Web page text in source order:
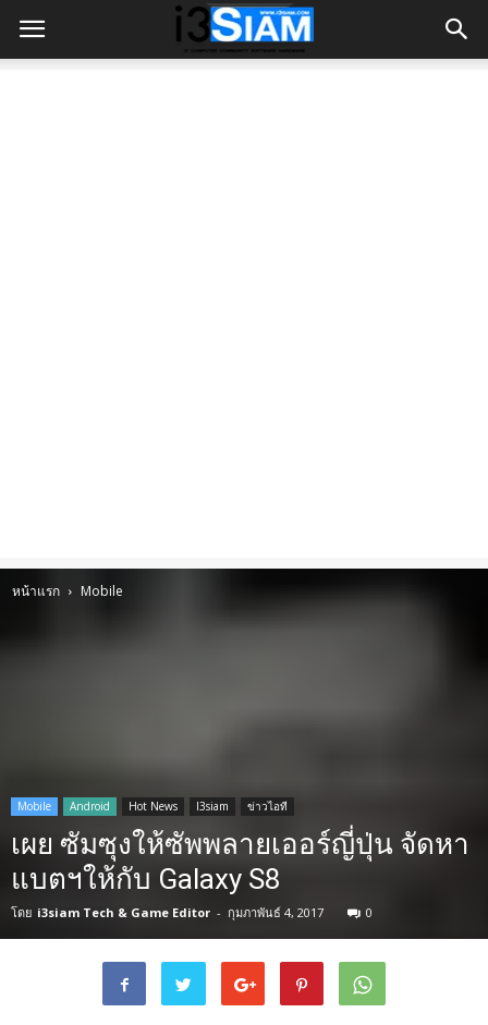
หน้าแรก Mobile
Mobile Android Hot News I3siam ข่าวไอที
เผย ซัมซุงให้ซัพพลายเออร์ญี่ปุ่น จัดหา
แบตฯให้กับ Galaxy S8
โดย i3siam Tech & Game Editor - กุมภาพันธ์ 4, 2017 0